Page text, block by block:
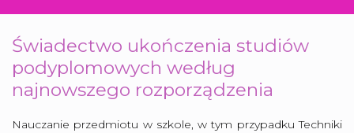
Świadectwo ukończenia studiów
podyplomowych według
najnowszego rozporządzenia
Nauczanie przedmiotu w szkole, w tym przypadku Techniki